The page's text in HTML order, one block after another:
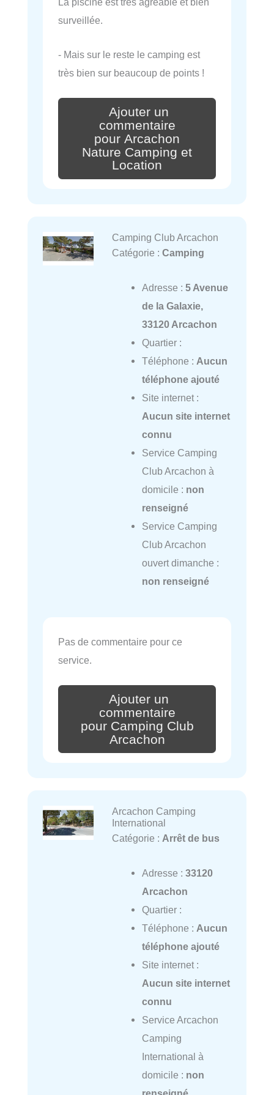
surveillée.
- Mais sur le reste le camping est
très bien sur beaucoup de points !
Ajouter un
commentaire
pour Arcachon
Nature Camping et
Location
Camping Club Arcachon
Catégorie : Camping
Adresse : 5 Avenue
de la Galaxie,
33120 Arcachon
Quartier :
Téléphone : Aucun
téléphone ajouté
Site internet :
Aucun site internet
connu
Service Camping
Club Arcachon à
domicile : non
renseigné
Service Camping
Club Arcachon
ouvert dimanche :
non renseigné
Pas de commentaire pour ce
service.
Ajouter un
commentaire
pour Camping Club
Arcachon
Arcachon Camping
International
Catégorie : Arrêt de bus
Adresse : 33120
Arcachon
Quartier :
Téléphone : Aucun
téléphone ajouté
Site internet :
Aucun site internet
connu
Service Arcachon
Camping
International à
domicile : non